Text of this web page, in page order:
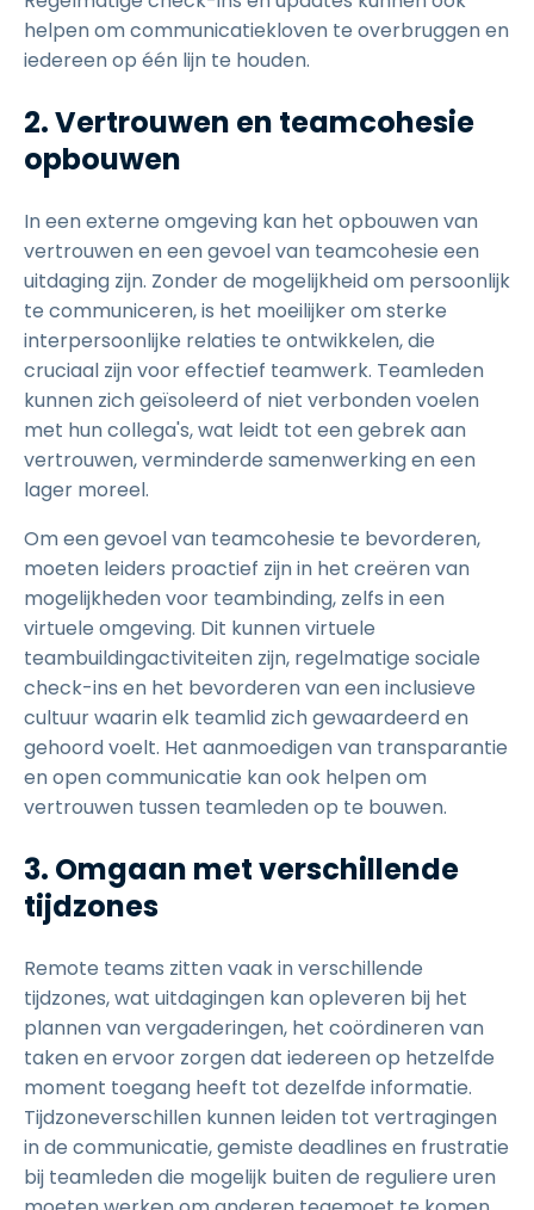
helpen om communicatiekloven te overbruggen en
iedereen op één lijn te houden.
2. Vertrouwen en teamcohesie
opbouwen
In een externe omgeving kan het opbouwen van
vertrouwen en een gevoel van teamcohesie een
uitdaging zijn. Zonder de mogelijkheid om persoonlijk
te communiceren, is het moeilijker om sterke
interpersoonlijke relaties te ontwikkelen, die
cruciaal zijn voor effectief teamwerk. Teamleden
kunnen zich geïsoleerd of niet verbonden voelen
met hun collega's, wat leidt tot een gebrek aan
vertrouwen, verminderde samenwerking en een
lager moreel.
Om een gevoel van teamcohesie te bevorderen,
moeten leiders proactief zijn in het creëren van
mogelijkheden voor teambinding, zelfs in een
virtuele omgeving. Dit kunnen virtuele
teambuildingactiviteiten zijn, regelmatige sociale
check-ins en het bevorderen van een inclusieve
cultuur waarin elk teamlid zich gewaardeerd en
gehoord voelt. Het aanmoedigen van transparantie
en open communicatie kan ook helpen om
vertrouwen tussen teamleden op te bouwen.
3. Omgaan met verschillende
tijdzones
Remote teams zitten vaak in verschillende
tijdzones, wat uitdagingen kan opleveren bij het
plannen van vergaderingen, het coördineren van
taken en ervoor zorgen dat iedereen op hetzelfde
moment toegang heeft tot dezelfde informatie.
Tijdzoneverschillen kunnen leiden tot vertragingen
in de communicatie, gemiste deadlines en frustratie
bij teamleden die mogelijk buiten de reguliere uren